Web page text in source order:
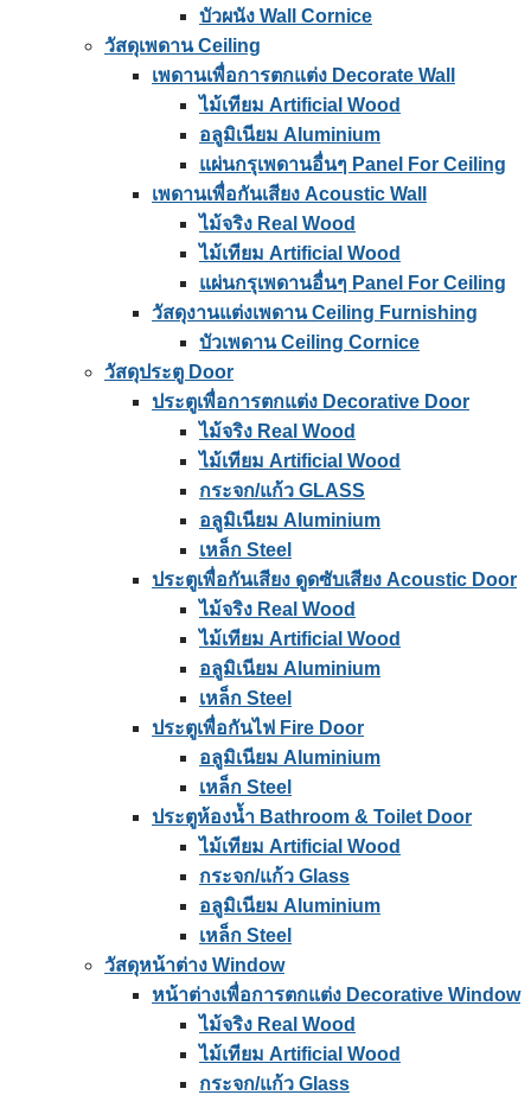
บัวผนัง Wall Cornice
วัสดุเพดาน Ceiling
เพดานเพื่อการตกแต่ง Decorate Wall
ไม้เทียม Artificial Wood
อลูมิเนียม Aluminium
แผ่นกรุเพดานอื่นๆ Panel For Ceiling
เพดานเพื่อกันเสียง Acoustic Wall
ไม้จริง Real Wood
ไม้เทียม Artificial Wood
แผ่นกรุเพดานอื่นๆ Panel For Ceiling
วัสดุงานแต่งเพดาน Ceiling Furnishing
บัวเพดาน Ceiling Cornice
วัสดุประตู Door
ประตูเพื่อการตกแต่ง Decorative Door
ไม้จริง Real Wood
ไม้เทียม Artificial Wood
กระจก/แก้ว GLASS
อลูมิเนียม Aluminium
เหล็ก Steel
ประตูเพื่อกันเสียง ดูดซับเสียง Acoustic Door
ไม้จริง Real Wood
ไม้เทียม Artificial Wood
อลูมิเนียม Aluminium
เหล็ก Steel
ประตูเพื่อกันไฟ Fire Door
อลูมิเนียม Aluminium
เหล็ก Steel
ประตูห้องน้ำ Bathroom & Toilet Door
ไม้เทียม Artificial Wood
กระจก/แก้ว Glass
อลูมิเนียม Aluminium
เหล็ก Steel
วัสดุหน้าต่าง Window
หน้าต่างเพื่อการตกแต่ง Decorative Window
ไม้จริง Real Wood
ไม้เทียม Artificial Wood
กระจก/แก้ว Glass